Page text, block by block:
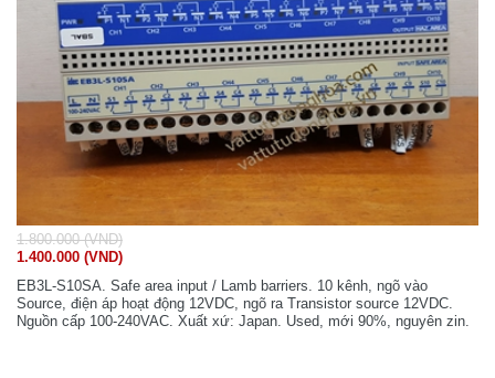
1.800.000 (VND)
1.400.000 (VND)
EB3L-S10SA. Safe area input / Lamb barriers. 10 kênh, ngõ vào
Source, điện áp hoạt động 12VDC, ngõ ra Transistor source 12VDC.
Nguồn cấp 100-240VAC. Xuất xứ: Japan. Used, mới 90%, nguyên zin.